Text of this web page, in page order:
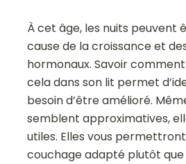
À cet âge, les nuits peuvent
cause de la croissance et
hormonaux. Savoir
cela dans son lit permet
besoin d’être amélioré.
semblent approximatives,
utiles. Elles vous
couchage adapté plutôt que